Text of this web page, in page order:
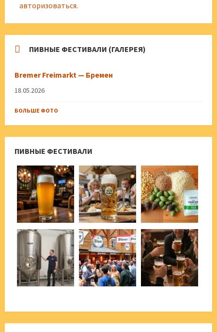
авторизоваться.
ПИВНЫЕ ФЕСТИВАЛИ (ГАЛЕРЕЯ)
Bremer Freimarkt — Бремен
18.05.2026
БОЛЬШЕ ФОТО
ПИВНЫЕ ФЕСТИВАЛИ